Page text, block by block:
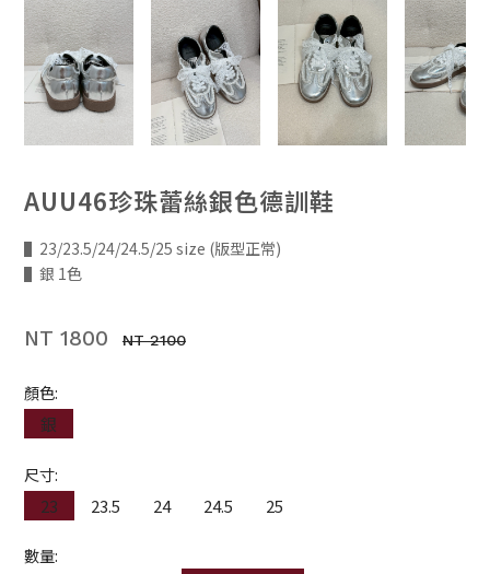
AUU46珍珠蕾絲銀色德訓鞋
▌23/23.5/24/24.5/25 size (版型正常)
▌銀 1色
NT 1800 NT 2100
顏色:
銀
尺寸:
23
23.5 24 24.5 25
數量: